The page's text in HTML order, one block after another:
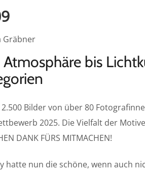
Gräbner
bis
2.500 Bilder von über 80
2025. Die Vielfalt der
DANK FÜRS MITMACHEN!
hatte nun die schöne, wenn auch